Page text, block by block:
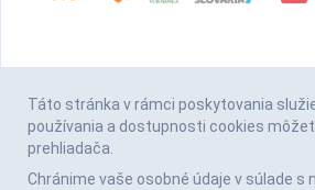
Táto stránka v rámci poskytovania
používania a dostupnosti cookies
prehliadača.
Chránime vaše osobné údaje v súlade s